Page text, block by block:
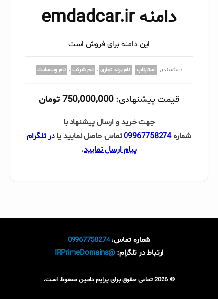
دامنه emdadcar.ir
این دامنه برای فروش است
دسته‌بندی: استارتاپ ، نام برند تجاری ، نام شرکت ، نام وب‌سایت
قیمت پیشنهادی: 750,000,000 تومان
جهت خرید و ارسال پیشنهاد با
شماره09967758274تماس حاصل نمایید یادر تلگرام
پیام ارسال نمایید.
شماره تماس:09967758274
ارتباط در تلگرام:@IRPrimeDomains
© 2026 تمامی حقوق برای پرایم دامین محفوظ است.